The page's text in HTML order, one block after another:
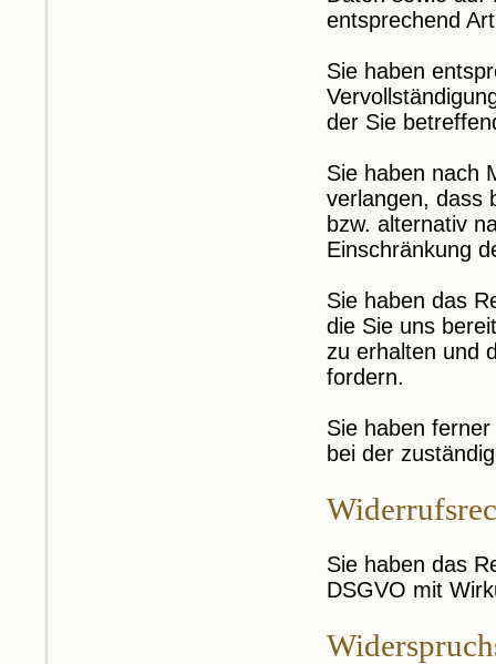
entsprechend
Sie haben
der Sie
Sie haben nach
verlangen, dass
bzw. alternativ
Einschränkung
Sie haben das
die Sie uns
zu erhalten und
fordern.
Sie haben
bei der
Sie haben das
DSGVO mit